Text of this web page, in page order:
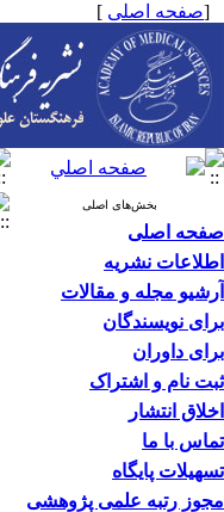
[صفحه اصلی ]
بخش‌های اصلی
صفحه اصلی
اطلاعات نشریه
آرشیو مجله و مقالات
برای نویسندگان
برای داوران
ثبت نام و اشتراک
اخلاق انتشار
تماس با ما
تسهیلات پایگاه
مجوز رتبه علمی پژوهشی